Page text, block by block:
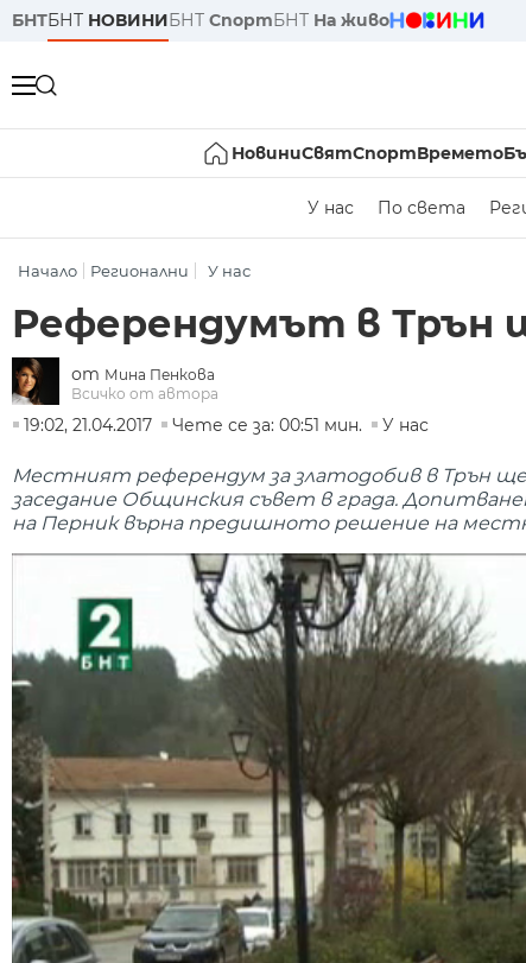
БНТБНТ НОВИНИБНТ СпортБНТ На живо
НовиниСвятСпортВремето
У нас По света
Начало Регионални У нас
Референдумът в Трън
от Мина Пенкова
Всичко от автора
19:02, 21.04.2017
Чете се за: 00:51 мин. У нас
Местният референдум за златодобив в Трън ще
заседание Общинския съвет в града.
на Перник въpнa предишното peшeниe нa